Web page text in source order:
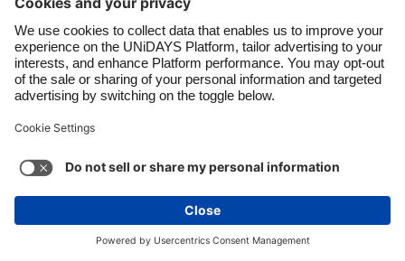
Soporte
Configuración de cookies
Política de privacidad
Copyright © UNiDAYS. Todos los derechos reservados.
India
Indonesia
Ireland
Italia
Malaysia
México
United Kingdom
United States
Ver más Carousel:Next